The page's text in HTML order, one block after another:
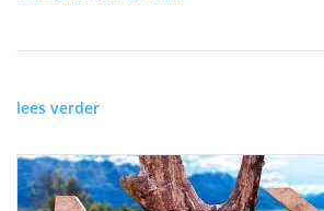
lees verder